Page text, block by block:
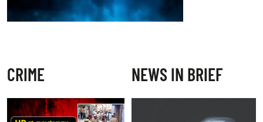
CRIME NEWS IN BRIEF